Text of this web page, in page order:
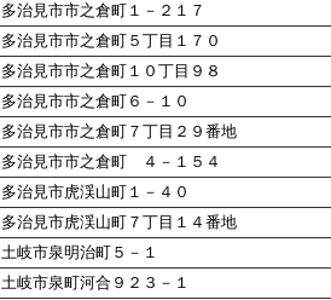
多治見市市之倉町１－２１７
多治見市市之倉町５丁目１７０
多治見市市之倉町１０丁目９８
多治見市市之倉町６－１０
多治見市市之倉町７丁目２９番地
多治見市市之倉町 ４－１５４
多治見市虎渓山町１－４０
多治見市虎渓山町７丁目１４番地
土岐市泉明治町５－１
土岐市泉町河合９２３－１